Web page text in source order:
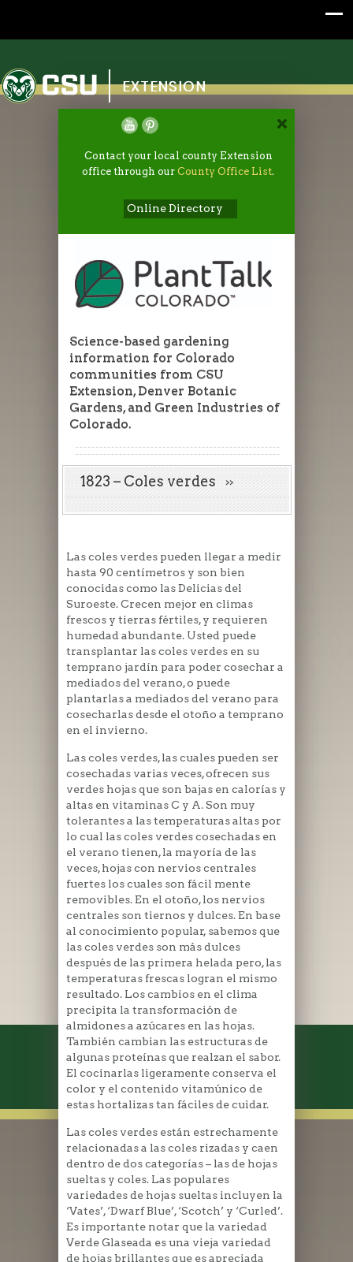
Colorado State University
EXTENSION
Contact your local county Extension
office through ourCounty Office List.
Online Directory
Science-based gardening
information for Colorado
communities from CSU
Extension, Denver Botanic
Gardens, and Green Industries of
Colorado.
1823 – Coles verdes
Las coles verdes pueden llegar a medir
hasta 90 centímetros y son bien
conocidas como las Delicias del
Suroeste. Crecen mejor en climas
frescos y tierras fértiles, y requieren
humedad abundante. Usted puede
transplantar las coles verdes en su
temprano jardín para poder cosechar a
mediados del verano, o puede
plantarlas a mediados del verano para
cosecharlas desde el otoño a temprano
en el invierno.
Las coles verdes, las cuales pueden ser
cosechadas varias veces, ofrecen sus
verdes hojas que son bajas en calorías y
altas en vitaminas C y A. Son muy
tolerantes a las temperaturas altas por
lo cual las coles verdes cosechadas en
el verano tienen, la mayoría de las
veces, hojas con nervios centrales
fuertes los cuales son fácil mente
removibles. En el otoño, los nervios
centrales son tiernos y dulces. En base
al conocimiento popular, sabemos que
las coles verdes son más dulces
después de las primera helada pero, las
temperaturas frescas logran el mismo
resultado. Los cambios en el clima
precipita la transformación de
almidones a azúcares en las hojas.
También cambian las estructuras de
algunas proteínas que realzan el sabor.
El cocinarlas ligeramente conserva el
color y el contenido vitamúnico de
estas hortalizas tan fáciles de cuidar.
Las coles verdes están estrechamente
relacionadas a las coles rizadas y caen
dentro de dos categorías – las de hojas
sueltas y coles. Las populares
variedades de hojas sueltas incluyen la
‘Vates’, ‘Dwarf Blue’, ‘Scotch’ y ‘Curled’.
Es importante notar que la variedad
Verde Glaseada es una vieja variedad
de hojas brillantes que es apreciada